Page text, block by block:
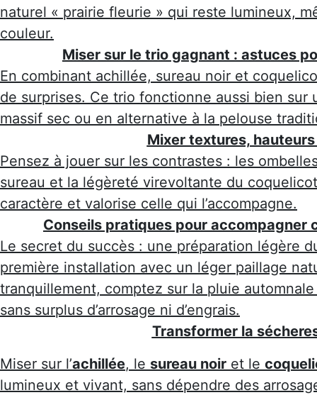
naturel « prairie fleurie » qui reste lumineux,
couleur.
Miser sur le trio gagnant : astuces
En combinant achillée, sureau noir et
de surprises. Ce trio fonctionne aussi bien
massif sec ou en alternative à la pelouse
Mixer textures,
Pensez à jouer sur les contrastes : les
sureau et la légèreté virevoltante du
caractère et valorise celle qui l’accompagne.
Conseils pratiques pour
Le secret du succès : une préparation légère
première installation avec un léger paillage
tranquillement, comptez sur la pluie
sans surplus d’arrosage ni d’engrais.
Transformer la
Miser sur l’achillée, le sureau noir et le
lumineux et vivant, sans dépendre des